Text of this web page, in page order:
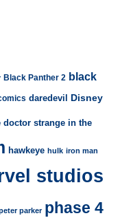
Black Panther 2 black
daredevil Disney
doctor strange in the
hawkeye hulk iron man
studios
parker phase 4